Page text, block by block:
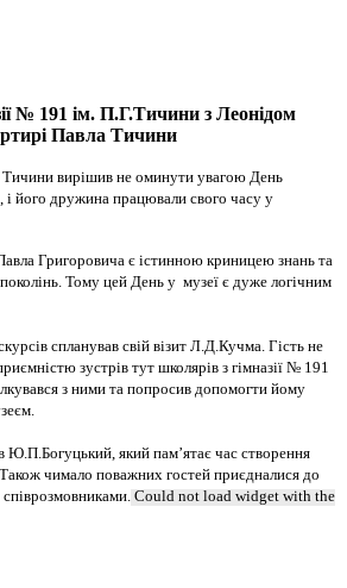
№ 191 ім. П.Г.Тичини з Леонідом
Павла Тичини
Тичини вирішив не оминути увагою День
і його дружина працювали свого часу у
Григоровича є істинною криницею знань та
Тому цей День у музеї є дуже логічним
спланував свій візит Л.Д.Кучма. Гість не
зустрів тут школярів з гімназії № 191
з ними та попросив допомогти йому
який пам’ятає час створення
чимало поважних гостей приєдналися до
Could not load widget with the